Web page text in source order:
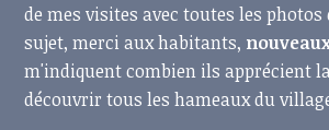
de mes visites avec toutes les photos
sujet, merci aux habitants,
m'indiquent combien ils apprécient
découvrir tous les hameaux du